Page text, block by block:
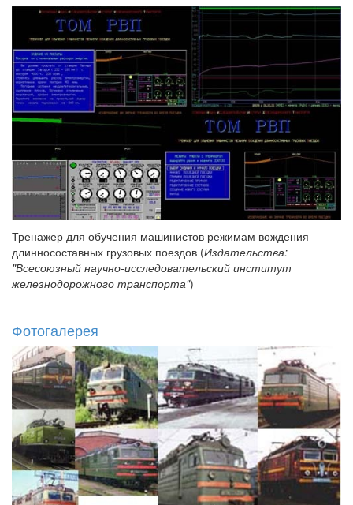
Тренажер для обучения машинистов режимам вождения
длинносоставных грузовых поездов (Издательства:
"Всесоюзный научно-исследовательский институт
железнодорожного транспорта")
Фотогалерея